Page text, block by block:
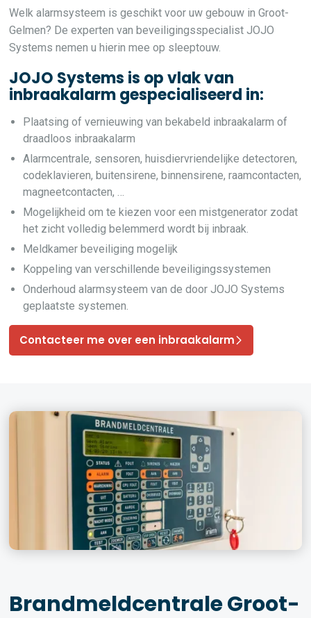
Welk alarmsysteem is geschikt voor uw gebouw in Groot-
Gelmen? De experten van beveiligingsspecialist JOJO
Systems nemen u hierin mee op sleeptouw.
JOJO Systems is op vlak van
inbraakalarm gespecialiseerd in:
Plaatsing of vernieuwing van bekabeld inbraakalarm of
draadloos inbraakalarm
Alarmcentrale, sensoren, huisdiervriendelijke detectoren,
codeklavieren, buitensirene, binnensirene, raamcontacten,
magneetcontacten, …
Mogelijkheid om te kiezen voor een mistgenerator zodat
het zicht volledig belemmerd wordt bij inbraak.
Meldkamer beveiliging mogelijk
Koppeling van verschillende beveiligingssystemen
Onderhoud alarmsysteem van de door JOJO Systems
geplaatste systemen.
Contacteer me over een inbraakalarm
Brandmeldcentrale Groot-